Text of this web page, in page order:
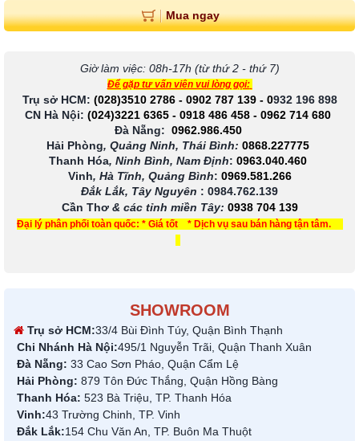
Mua ngay
Giờ làm việc: 08h-17h (từ thứ 2 - thứ 7)
Để gặp tư vấn viên vui lòng gọi:
Trụ sở HCM: (028)3510 2786 - 0902 787 139- 0932 196 898
CN Hà Nội: (024)3221 6365 - 0918 486 458 - 0962 714 680
Đà Nẵng: 0962.986.450
Hải Phòng, Quảng Ninh, Thái Bình: 0868.227775
Thanh Hóa, Ninh Bình, Nam Định: 0963.040.460
Vinh, Hà Tĩnh, Quảng Bình: 0969.581.266
Đắk Lắk, Tây Nguyên : 0984.762.139
Cần Thơ & các tỉnh miền Tây: 0938 704 139
Đại lý phân phối toàn quốc: * Giá tốt * Dịch vụ sau bán hàng tận tâm.
SHOWROOM
Trụ sở HCM:33/4 Bùi Đình Túy, Quận Bình Thạnh
Chi Nhánh Hà Nội:495/1 Nguyễn Trãi, Quận Thanh Xuân
Đà Nẵng: 33 Cao Sơn Pháo, Quận Cẩm Lệ
Hải Phòng: 879 Tôn Đức Thắng, Quận Hồng Bàng
Thanh Hóa: 523 Bà Triệu, TP. Thanh Hóa
Vinh:43 Trường Chinh, TP. Vinh
Đắk Lắk:154 Chu Văn An, TP. Buôn Ma Thuột